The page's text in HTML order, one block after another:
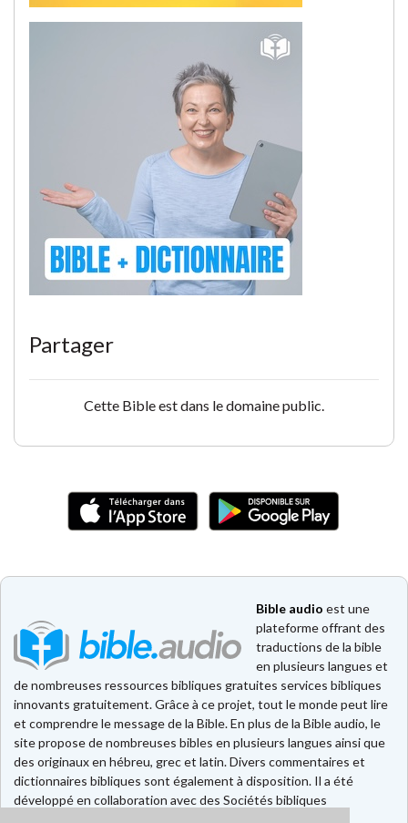
Partager
Cette Bible est dans le domaine public.
Bible audio est une
plateforme offrant des
traductions de la bible
en plusieurs langues et
de nombreuses ressources bibliques gratuites services bibliques
innovants gratuitement. Grâce à ce projet, tout le monde peut lire
et comprendre le message de la Bible. En plus de la Bible audio, le
site propose de nombreuses bibles en plusieurs langues ainsi que
des originaux en hébreu, grec et latin. Divers commentaires et
dictionnaires bibliques sont également à disposition. Il a été
développé en collaboration avec des Sociétés bibliques